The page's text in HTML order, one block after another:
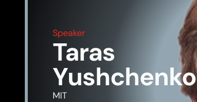
Speaker
Taras
Yushchenko
MIT